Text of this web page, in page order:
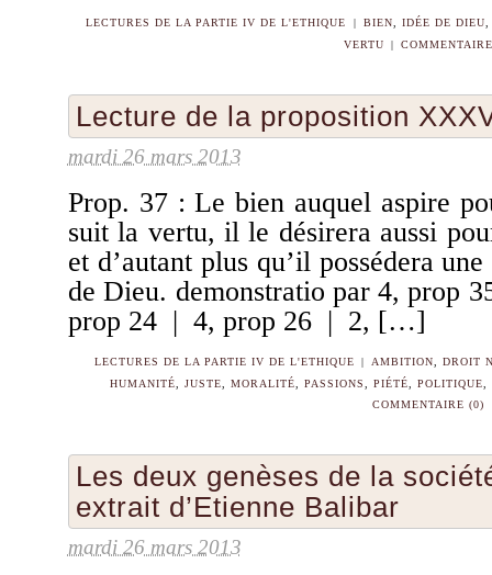
LECTURES DE LA PARTIE IV DE L'ETHIQUE | BIEN IDÉE DE DIEU
VERTU
|
Lecture de la proposition
mardi 26 mars 2013
Prop. 37 : Le bien auquel aspire
suit la vertu, il le désirera aussi
et d’autant plus qu’il possédera
de Dieu. demonstratio par 4,
prop 24 | 4, prop 26 | 2, […]
LECTURES DE LA PARTIE IV DE L'ETHIQUE | AMBITION ,DROIT
HUMANITÉ
JUSTE MORALITÉ PASSIONS PIÉTÉ POLITIQUE
COMMENTAIRE (0)
Les deux genèses de la
extrait d’Etienne Balibar
mardi 26 mars 2013